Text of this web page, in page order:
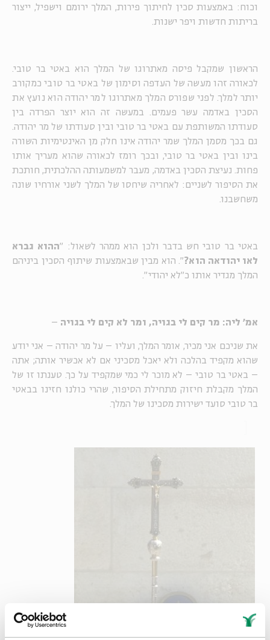
וכוח: באמצעות סכין לחיתוך פירות, המלך ירומם וישפיל, ייצור
בריתות חדשות ויפר ישנות.
הראשון שמקבל פיסה מאתרוגו של המלך הוא באטי בר טובי.
לכאורה זהו מעשה של העדפה וסימון של באטי בר טובי כמקורב
יותר למלך. לפני שפורס המלך מאתרוגו למר יהודה הוא נועץ את
הסכין באדמה עשר פעמים. במעשה זה הוא יוצר הפרדה בין
סעודתו המשותפת עם באטי בר טובי ובין סעודתו של מר יהודה.
גם בכך מסמן המלך שמר יהודה אינו חלק מן האינטימיות השורה
בינו ובין באטי בר טובי, ובכך רומז לכאורה שהוא מעריך אותו
פחות. נעיצת הסכין באדמה, מעבר למשמעותה ההלכתית, חותכת
את הסיפור לשניים: לאחריה שיחסו של המלך לשני אורחיו שונה
משחשבנו.
באטי בר טובי חש בדבר ולכן הוא ממהר לשאול: "ההוא גברא
לאו יהודאה הוא? ". הוא מבין שבאמצעות שיתוף הסכין ביניהם
המלך מגדיר אותו כ"לא יהודי".
אמ' ליה: מר קים לי בגויה, ומר לא קים לי בגויה –
את שניכם אני מכיר, אומר המלך, ועליו – על מר יהודה – אני יודע
שהוא מקפיד בהלכה ולא יאכל מסכיני אם לא אכשיר אותה; אתה
– באטי בר טובי – לא מוכר לי כמי שמקפיד על כך. טענתו זו של
המלך מקבלת חיזוק מתחילת הסיפור, שהרי כולנו חזינו בבאטי
בר טובי סועד ישירות מסכינו של המלך.